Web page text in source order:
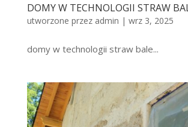
DOMY W TECHNOLOGII STRAW
utworzone przez admin | wrz 3, 2025
domy w technologii straw bale...